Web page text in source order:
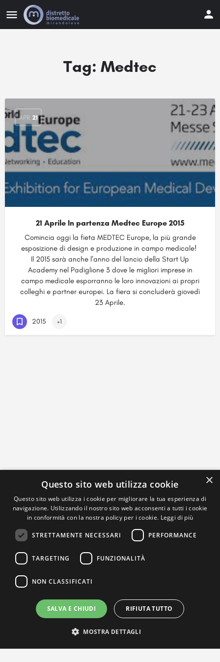
Tag: Medtec
APR 21
21 Aprile In partenza Medtec Europe 2015
Comincia oggi la fieta MEDTEC Europe, la più grande
esposizione di design e produzione in campo medicale!
Il 2015 sarà anche l’anno del lancio della Start Up
Academy nel Padiglione 3 dove le migliori imprese in
campo medicale esporranno le loro innovazioni ai propri
colleghi e partner europei. La fiera si concluderà giovedì
23 Aprile.
2015 +1
×
Questo sito web utilizza cookie
Questo sito web utilizza i cookie per migliorare la tua esperienza di
navigazione. Utilizzando il nostro sito web acconsenti a tutti i cookie
in conformità con la nostra policy per i cookie. Leggi di più
STRETTAMENTE NECESSARI PERFORMANCE
TARGETING FUNZIONALITÀ
NON CLASSIFICATI
SALVA E CHIUDI RIFIUTA TUTTO
MOSTRA DETTAGLI